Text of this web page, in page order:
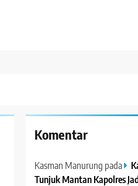
Komentar
Kasman Manurung pada
Tunjuk Mantan Kapolres